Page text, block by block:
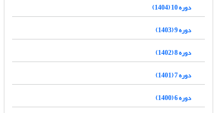
دوره 10 (1404)
دوره 9 (1403)
دوره 8 (1402)
دوره 7 (1401)
دوره 6 (1400)